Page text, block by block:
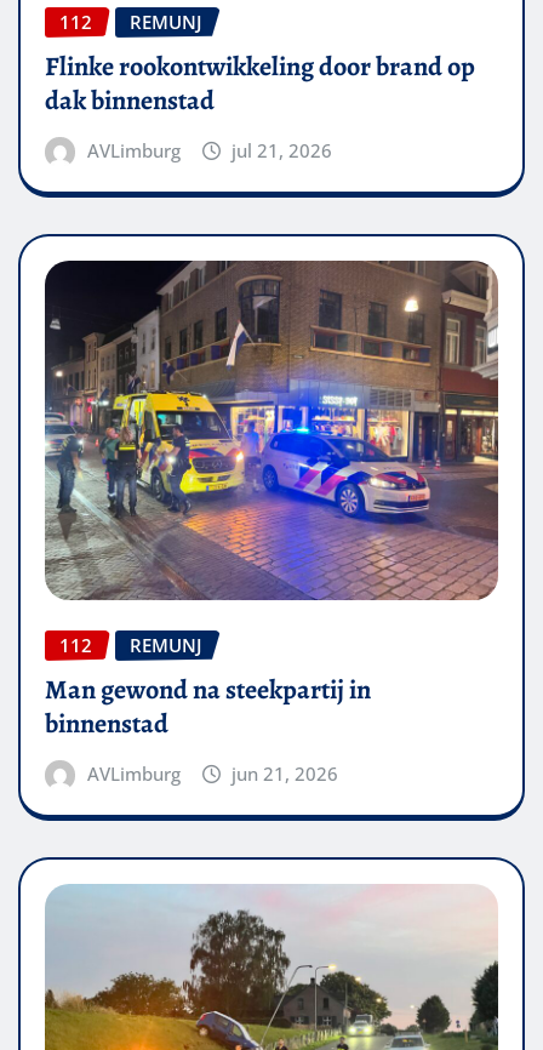
112 REMUNJ
Flinke rookontwikkeling door brand op
dak binnenstad
AVLimburg jul 21, 2026
112 REMUNJ
Man gewond na steekpartij in
binnenstad
AVLimburg jun 21, 2026